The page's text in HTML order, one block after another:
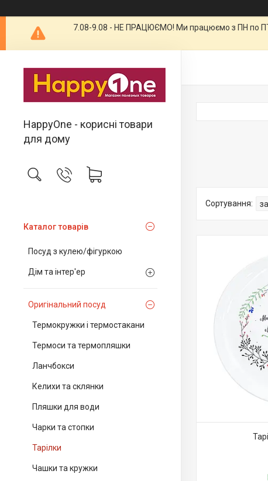
7.08-9.08 - НЕ ПРАЦЮЄМО! Ми працюємо з ПН по ПТ
HappyOne - корисні товари
для дому
Каталог товарів
Посуд з кулею/фігуркою
Дім та інтер'ер
Оригінальний посуд
Термокружки і термостакани
Термоси та термопляшки
Ланчбокси
Келихи та склянки
Пляшки для води
Чарки та стопки
Тарілки
Чашки та кружки